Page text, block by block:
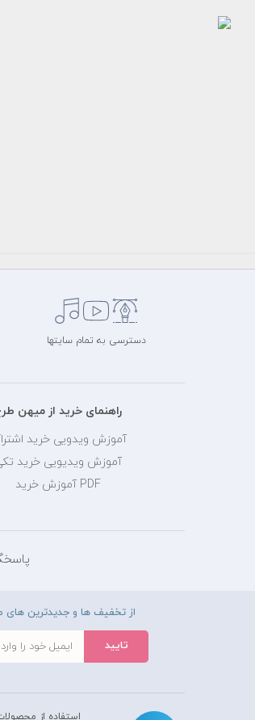
عکس
دسترسی به تمام سایتها
راهنمای خرید از میهن
آموزش ویدویی خرید
آموزش ویدیویی خرید
PDF آموزش خرید
از تخفیف ها و جدیدترین های
استفاده از